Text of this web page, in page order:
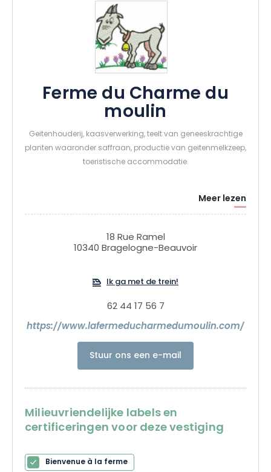
Ferme du Charme du
moulin
Geitenhouderij, kaasverwerking, teelt van geneeskrachtige
planten waaronder saffraan, productie van geitenmelkzeep,
toeristische accommodatie.
Meer lezen
18 Rue Ramel
10340 Bragelogne-Beauvoir
Ik ga met de trein!
62 44 17 56 7
https://www.lafermeducharmedumoulin.com/
Stuur ons een e-mail
Milieuvriendelijke labels en
certificeringen voor deze vestiging
Bienvenue à la ferme